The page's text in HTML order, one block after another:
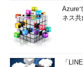
Azure
ネス共
「